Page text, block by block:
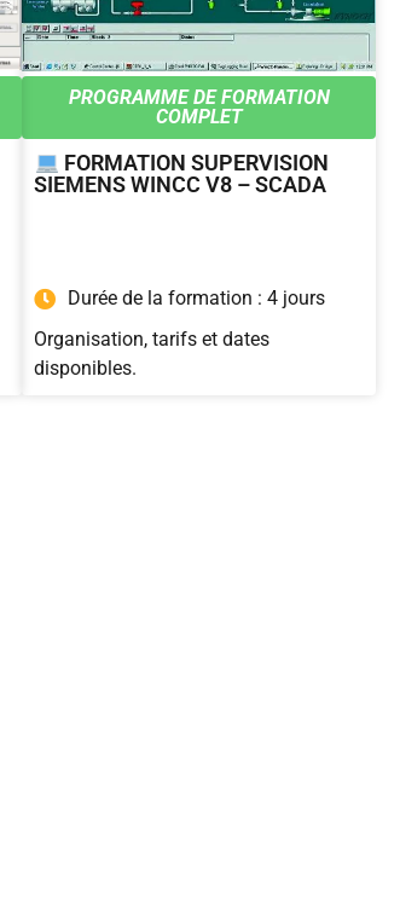
PROGRAMME DE FORMATION
COMPLET
FORMATION SUPERVISION
SIEMENS WINCC V8 – SCADA
Durée de la formation : 4 jours
Organisation, tarifs et dates
disponibles.